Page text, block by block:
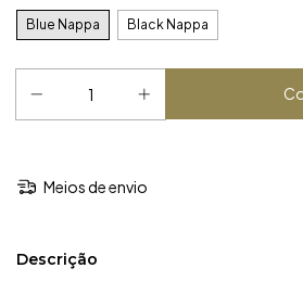
Blue Nappa Black Nappa
Meios de envio
Descrição